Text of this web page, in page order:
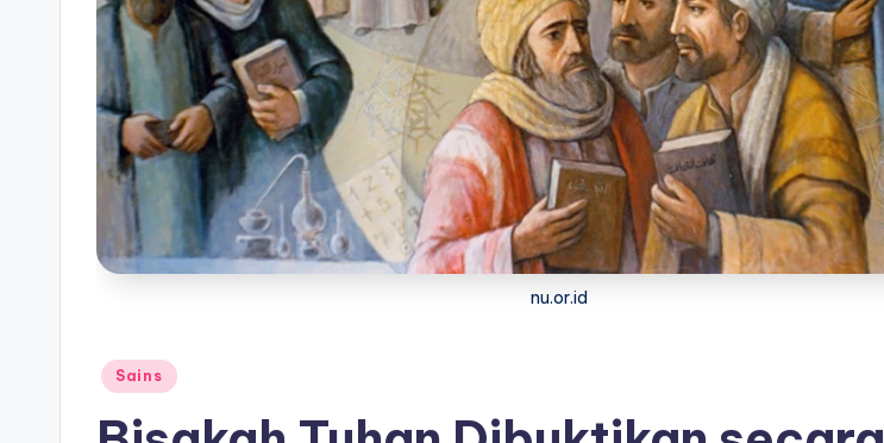
nu.or.id
Posted
Sains